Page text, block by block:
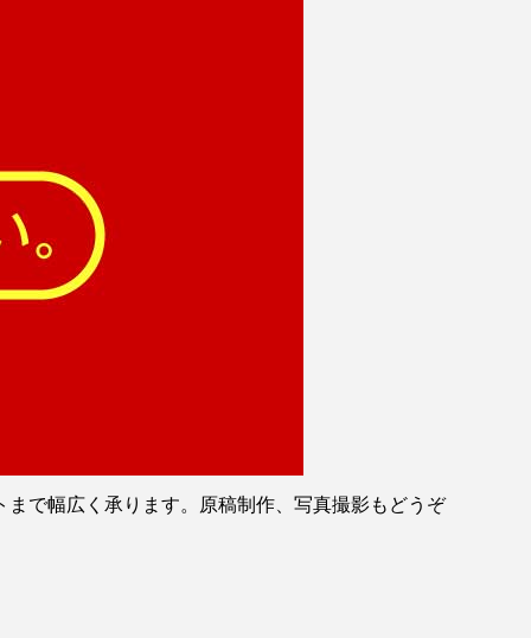
で幅広く承ります。原稿制作、写真撮影もどうぞ